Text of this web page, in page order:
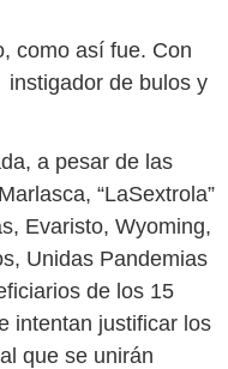
como así fue. Con
de bulos y
a pesar de las
“LaSextrola”
Evaristo, Wyoming,
Unidas Pandemias
de los 15
intentan justificar los
que se unirán